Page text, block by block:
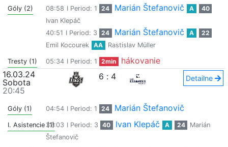
Góly (2) 08:58 I Period: 1 24 Marián Štefanovič A
40
Ivan Klepáč
40:51 I Period: 3 24 Marián Štefanovič A
22
Emil Kocourek
AA Rastislav Müller
Tresty (1) 05:34 I Period: 1 2min
hákovanie
16.03.24
Sobota
20:45
6 : 4 Detailne
Góly (1) 04:54 I Period: 1 24 Marián Štefanovič
I. Asistencie (1)32:03 I Period: 3 40 Ivan Klepáč A 24
Marián
Štefanovič